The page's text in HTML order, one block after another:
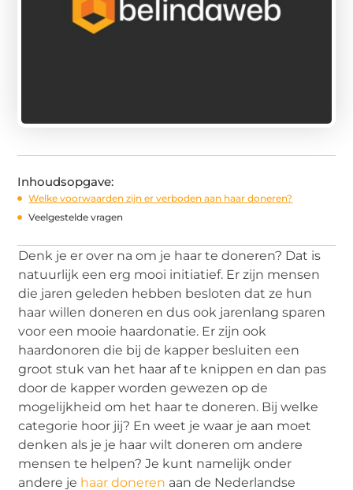
Inhoudsopgave:
Welke voorwaarden zijn er verboden aan haar doneren?
Veelgestelde vragen
Denk je er over na om je haar te doneren? Dat is
natuurlijk een erg mooi initiatief. Er zijn mensen
die jaren geleden hebben besloten dat ze hun
haar willen doneren en dus ook jarenlang sparen
voor een mooie haardonatie. Er zijn ook
haardonoren die bij de kapper besluiten een
groot stuk van het haar af te knippen en dan pas
door de kapper worden gewezen op de
mogelijkheid om het haar te doneren. Bij welke
categorie hoor jij? En weet je waar je aan moet
denken als je je haar wilt doneren om andere
mensen te helpen? Je kunt namelijk onder
andere je haar doneren aan de Nederlandse